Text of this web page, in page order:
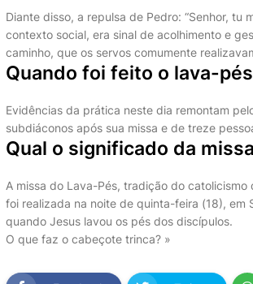
Diante disso, a repulsa de Pedro: “Senhor, tu
contexto social, era sinal de acolhimento e
caminho, que os servos comumente
Quando foi feito o lava-
Evidências da prática neste dia remontam
subdiáconos após sua missa e de treze
Qual o significado da
A missa do Lava-Pés, tradição do
foi realizada na noite de quinta-feira (18), em
quando Jesus lavou os pés dos discípulos.
O que faz o cabeçote trinca? »